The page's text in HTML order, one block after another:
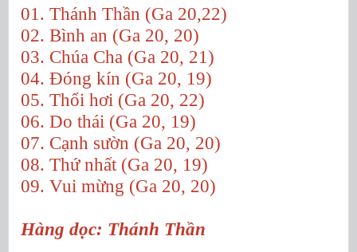
01. Thánh Thần (Ga 20,22)
02. Bình an (Ga 20, 20)
03. Chúa Cha (Ga 20, 21)
04. Đóng kín (Ga 20, 19)
05. Thổi hơi (Ga 20, 22)
06. Do thái (Ga 20, 19)
07. Cạnh sườn (Ga 20, 20)
08. Thứ nhất (Ga 20, 19)
09. Vui mừng (Ga 20, 20)
Hàng dọc: Thánh Thần